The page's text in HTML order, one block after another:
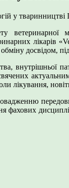
у тваринництві
лікарів
досвідом,
внутрішньої
лікування,
фахових